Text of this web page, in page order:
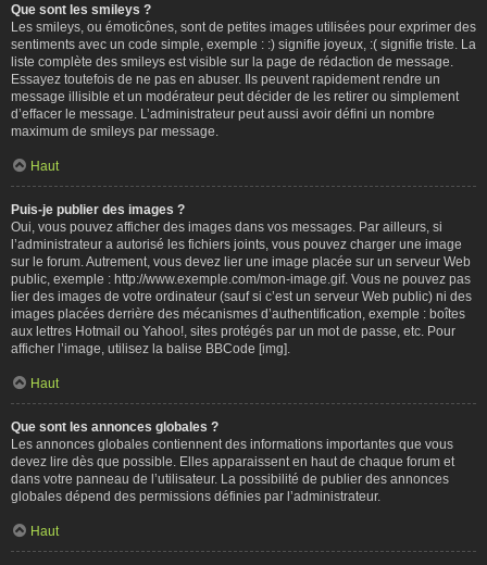
Que sont les smileys ?
Les smileys, ou émoticônes, sont de petites images utilisées pour exprimer des
sentiments avec un code simple, exemple : :) signifie joyeux, :( signifie triste. La
liste complète des smileys est visible sur la page de rédaction de message.
Essayez toutefois de ne pas en abuser. Ils peuvent rapidement rendre un
message illisible et un modérateur peut décider de les retirer ou simplement
d’effacer le message. L’administrateur peut aussi avoir défini un nombre
maximum de smileys par message.
Haut
Puis-je publier des images ?
Oui, vous pouvez afficher des images dans vos messages. Par ailleurs, si
l’administrateur a autorisé les fichiers joints, vous pouvez charger une image
sur le forum. Autrement, vous devez lier une image placée sur un serveur Web
public, exemple : http://www.exemple.com/mon-image.gif. Vous ne pouvez pas
lier des images de votre ordinateur (sauf si c’est un serveur Web public) ni des
images placées derrière des mécanismes d’authentification, exemple : boîtes
aux lettres Hotmail ou Yahoo!, sites protégés par un mot de passe, etc. Pour
afficher l’image, utilisez la balise BBCode [img].
Haut
Que sont les annonces globales ?
Les annonces globales contiennent des informations importantes que vous
devez lire dès que possible. Elles apparaissent en haut de chaque forum et
dans votre panneau de l’utilisateur. La possibilité de publier des annonces
globales dépend des permissions définies par l’administrateur.
Haut